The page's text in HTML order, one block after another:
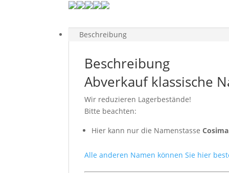
Beschreibung
Beschreibung
Abverkauf klassische
Wir reduzieren Lagerbestände!
Bitte beachten:
Hier kann nur die Namenstasse
Alle anderen Namen können Sie hier